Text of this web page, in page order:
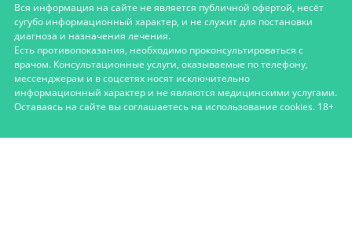
Вся информация на сайте не является публичной офертой, несёт
сугубо информационный характер, и не служит для постановки
диагноза и назначения лечения.
Есть противопоказания, необходимо проконсультироваться с
врачом. Консультационные услуги, оказываемые по телефону,
мессенджерам и в соцсетях носят исключительно
информационный характер и не являются медицинскими услугами.
Оставаясь на сайте вы соглашаетесь на использование cookies. 18+